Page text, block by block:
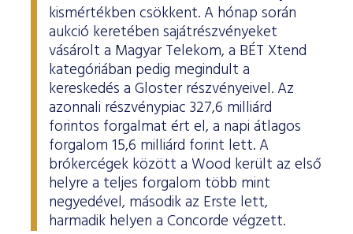
kismértékben csökkent. A hónap során
aukció keretében sajátrészvényeket
vásárolt a Magyar Telekom, a BÉT Xtend
kategóriában pedig megindult a
kereskedés a Gloster részvényeivel. Az
azonnali részvénypiac 327,6 milliárd
forintos forgalmat ért el, a napi átlagos
forgalom 15,6 milliárd forint lett. A
brókercégek között a Wood került az első
helyre a teljes forgalom több mint
negyedével, második az Erste lett,
harmadik helyen a Concorde végzett.